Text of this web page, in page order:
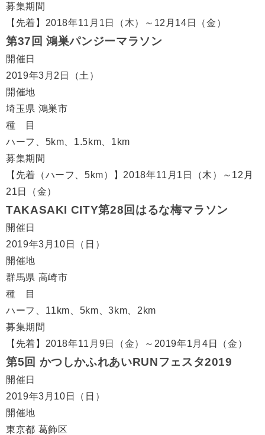
募集期間
【先着】2018年11月1日（木）～12月14日（金）
第37回 鴻巣パンジーマラソン
開催日
2019年3月2日（土）
開催地
埼玉県 鴻巣市
種 目
ハーフ、5km、1.5km、1km
募集期間
【先着（ハーフ、5km）】2018年11月1日（木）～12月
21日（金）
TAKASAKI CITY第28回はるな梅マラソン
開催日
2019年3月10日（日）
開催地
群馬県 高崎市
種 目
ハーフ、11km、5km、3km、2km
募集期間
【先着】2018年11月9日（金）～2019年1月4日（金）
第5回 かつしかふれあいRUNフェスタ2019
開催日
2019年3月10日（日）
開催地
東京都 葛飾区